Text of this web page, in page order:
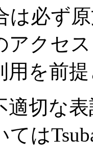
は必ず
アクセ
用を前
適切な
は